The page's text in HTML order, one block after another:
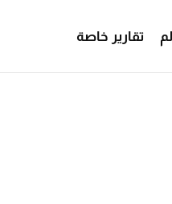
تقارير خاصة